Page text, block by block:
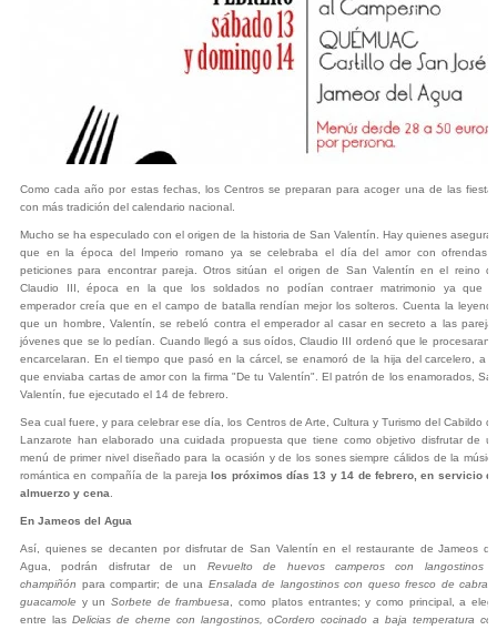
Como cada año por estas fechas, los Centros se preparan para acoger una de las
con más tradición del calendario nacional.
Mucho se ha especulado con el origen de la historia de San Valentín. Hay quienes
que en la época del Imperio romano ya se celebraba el día del amor con ofrendas
peticiones para encontrar pareja. Otros sitúan el origen de San Valentín en el reino
Claudio III, época en la que los soldados no podían contraer matrimonio ya que
emperador creía que en el campo de batalla rendían mejor los solteros. Cuenta la
que un hombre, Valentín, se rebeló contra el emperador al casar en secreto a las
jóvenes que se lo pedían. Cuando llegó a sus oídos, Claudio III ordenó que le procesaran
encarcelaran. En el tiempo que pasó en la cárcel, se enamoró de la hija del carcelero, a
que enviaba cartas de amor con la firma "De tu Valentín". El patrón de los enamorados,
Valentín, fue ejecutado el 14 de febrero.
Sea cual fuere, y para celebrar ese día, los Centros de Arte, Cultura y Turismo del Cabildo
Lanzarote han elaborado una cuidada propuesta que tiene como objetivo disfrutar de
menú de primer nivel diseñado para la ocasión y de los sones siempre cálidos de la
romántica en compañía de la parejalos próximos días 13 y 14 de febrero, en servicio
almuerzo y cena
En Jameos del Agua
Así, quienes se decanten por disfrutar de San Valentín en el restaurante de Jameos
Agua, podrán disfrutar de un Revuelto de huevos camperos con langostinos
champiñón para compartir; de una Ensalada de langostinos con queso fresco de cabra
guacamole y unSorbete de frambuesa, como platos entrantes; y como principal, a
entre las Delicias de cherne con langostinos, oCordero cocinado a baja temperatura